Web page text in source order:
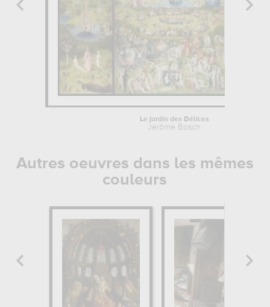
Le jardin des Délices
Jérôme Bosch
Autres oeuvres dans les mêmes
couleurs